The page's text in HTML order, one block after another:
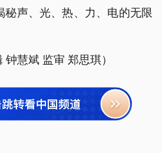
秘声、光、热、力、电的无限
钟慧斌 监审 郑思琪）